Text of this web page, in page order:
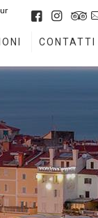
CONTATTI